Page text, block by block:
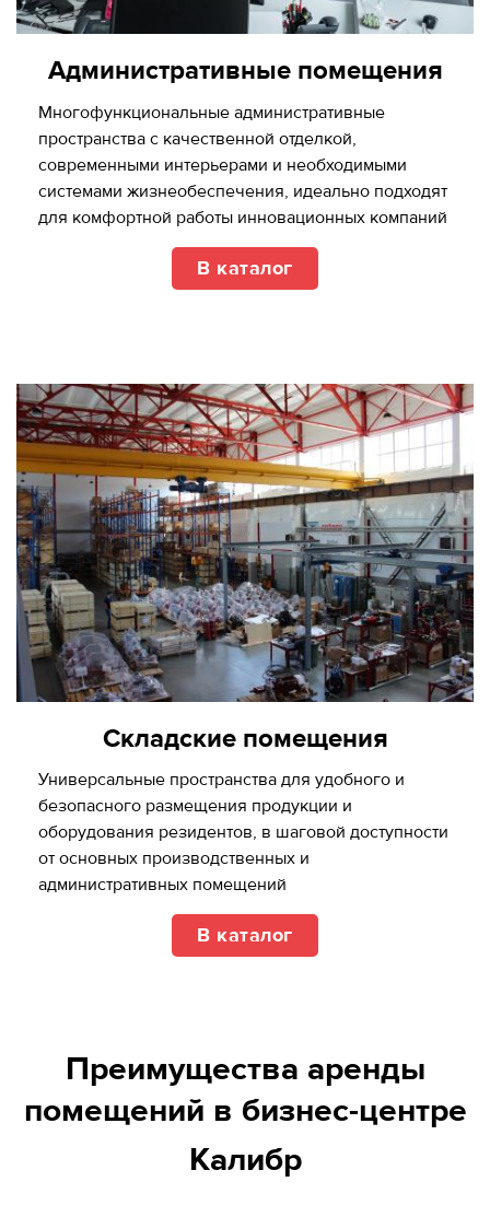
Административные помещения
Многофункциональные административные
пространства с качественной отделкой,
cовременными интерьерами и необходимыми
системами жизнеобеспечения, идеально подходят
для комфортной работы инновационных компаний
В каталог
Складские помещения
Универсальные пространства для удобного и
безопасного размещения продукции и
оборудования резидентов, в шаговой доступности
от основных производственных и
административных помещений
В каталог
Преимущества аренды
помещений в бизнес-центре
Калибр